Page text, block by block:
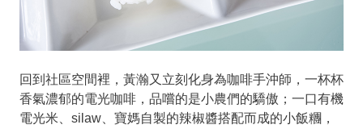
回到社區空間裡，黃瀚又立刻化身為咖啡手沖師，一杯杯
香氣濃郁的電光咖啡，品嚐的是小農們的驕傲；一口有機
電光米、silaw、寶媽自製的辣椒醬搭配而成的小飯糰，